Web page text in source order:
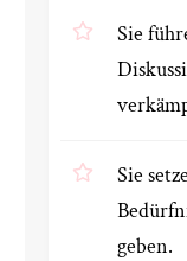
Sie
Sie
geben.